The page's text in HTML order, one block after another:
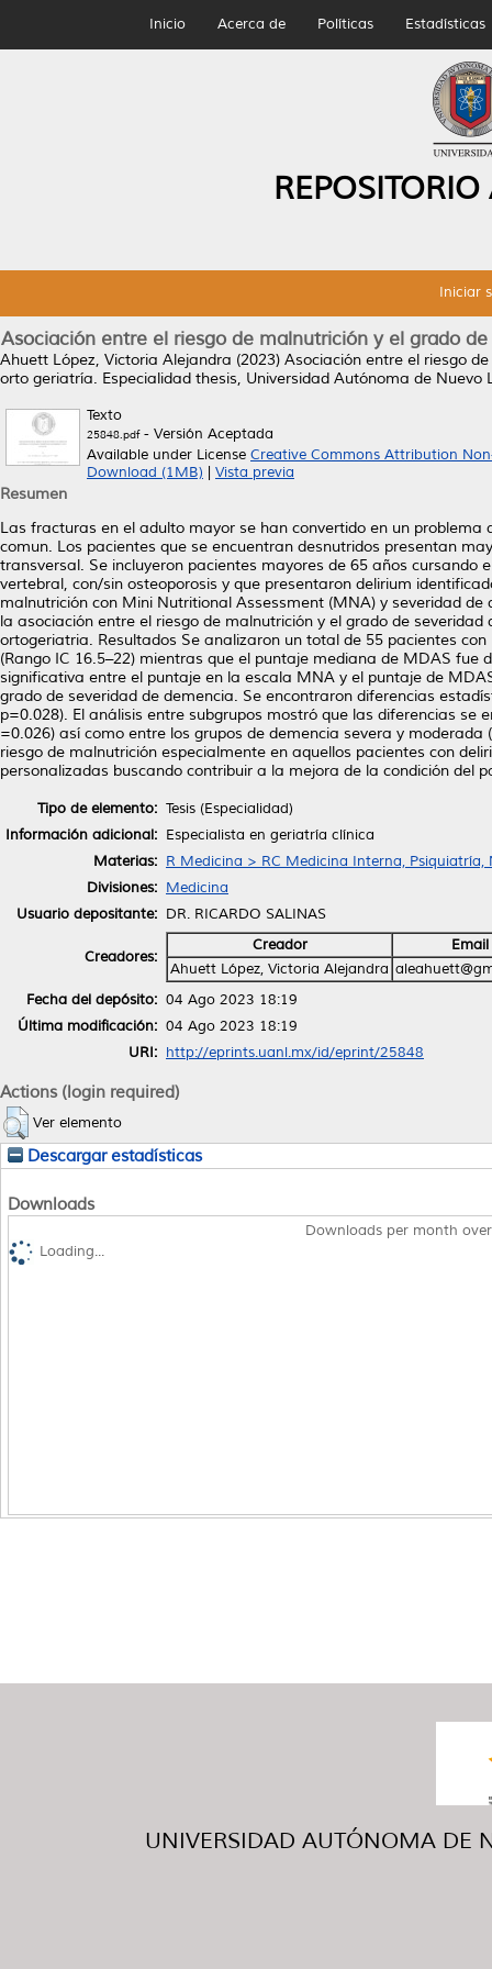
Inicio Acerca de Políticas Estadísticas
Iniciar
Asociación entre el riesgo de malnutrición y el grado
Ahuett López, Victoria Alejandra (2023) Asociación entre el riesgo
orto geriatría. Especialidad thesis, Universidad Autónoma de Nuevo
Texto
25848.pdf- Versión Aceptada
Available under License Creative Commons Attribution
Download (1MB)
Vista previa
Resumen
Las fracturas en el adulto mayor se han convertido en un
comun. Los pacientes que se encuentran desnutridos presentan
transversal. Se incluyeron pacientes mayores de 65 años
vertebral, con/sin osteoporosis y que presentaron delirium
malnutrición con Mini Nutritional Assessment (MNA) y severidad
la asociación entre el riesgo de malnutrición y el grado de
ortogeriatria. Resultados Se analizaron un total de 55 pacientes
(Rango IC 16.5–22) mientras que el puntaje mediana de MDAS
significativa entre el puntaje en la escala MNA y el puntaje de
grado de severidad de demencia. Se encontraron diferencias
p=0.028). El análisis entre subgrupos mostró que las diferencias se
=0.026) así como entre los grupos de demencia severa y
riesgo de malnutrición especialmente en aquellos pacientes con
personalizadas buscando contribuir a la mejora de la condición del
Tipo de elemento: Tesis (Especialidad)
Información adicional: Especialista en geriatría clínica
Materias: R Medicina > RC Medicina Interna, Psiquiatría,
Divisiones: Medicina
Usuario depositante: DR. RICARDO SALINAS
Creadores:
Creador
Email
Ahuett López, Victoria Alejandra
Fecha del depósito: 04 Ago 2023 18:19
Última modificación: 04 Ago 2023 18:19
URI: http://eprints.uanl.mx/id/eprint/25848
Actions (login required)
Ver elemento
Descargar estadísticas
Downloads
Downloads per month
Loading...
UNIVERSIDAD AUTÓNOMA DE